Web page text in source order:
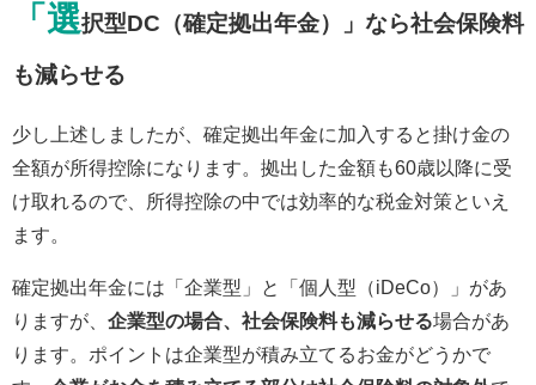
「選択型DC（確定拠出年金）」なら社会保険料
も減らせる
少し上述しましたが、確定拠出年金に加入すると掛け金の
全額が所得控除になります。拠出した金額も60歳以降に受
け取れるので、所得控除の中では効率的な税金対策といえ
ます。
確定拠出年金には「企業型」と「個人型（iDeCo）」があ
りますが、 企業型の場合、社会保険料も減らせる場合があ
ります。ポイントは企業型が積み立てるお金がどうかで